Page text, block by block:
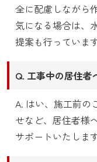
全に配慮しながら
気になる場合は、
提案も行っています
Q. 工事中の居住者
A. はい、施工前の
せなど、居住者様
サポートいたします